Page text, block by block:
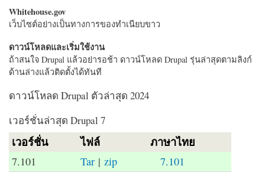
Whitehouse.gov
เว็บไซต์อย่างเป็นทางการของทำเนียบขาว
ดาวน์โหลดและเริ่มใช้งาน
ถ้าสนใจ Drupal แล้วอย่ารอช้า ดาวน์โหลด Drupal รุ่นล่าสุดตามลิงก์
ด้านล่างแล้วติดตั้งได้ทันที
ดาวน์โหลด Drupal ตัวล่าสุด 2024
เวอร์ชั่นล่าสุด Drupal 7
เวอร์ชั่น ไฟล์ ภาษาไทย
7.101 Tar |zip 7.101